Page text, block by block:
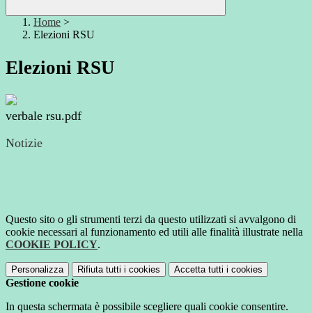
Home >
Elezioni RSU
Elezioni RSU
verbale rsu.pdf
Notizie
Questo sito o gli strumenti terzi da questo utilizzati si avvalgono di
cookie necessari al funzionamento ed utili alle finalità illustrate nella
COOKIE POLICY.
Personalizza Rifiuta tutti i cookies Accetta tutti i cookies
Gestione cookie
In questa schermata è possibile scegliere quali cookie consentire.